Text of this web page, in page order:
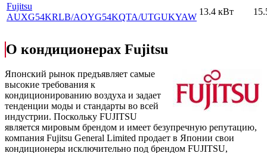
Fujitsu
AUXG54KRLB/AOYG54KQTA/UTGUKYAW
13.4 кВт
О кондиционерах Fujitsu
Японский рынок предъявляет самые
высокие требования к
кондиционированию воздуха и задает
тенденции моды и стандарты во всей
индустрии. Поскольку FUJITSU
является мировым брендом и имеет безупречную репутацию,
компания Fujitsu General Limited продает в Японии свои
кондиционеры исключительно под брендом FUJITSU,